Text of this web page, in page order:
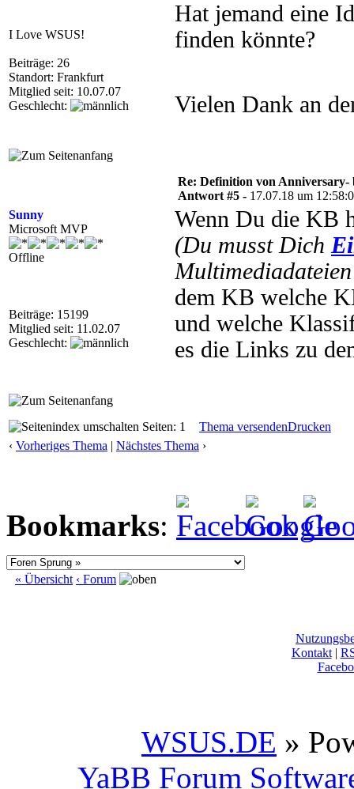
I Love WSUS!
Beiträge: 26
Standort: Frankfurt
Mitglied seit: 10.07.07
Geschlecht:
Hat jemand eine
finden könnte?
Vielen Dank an
Sunny
Microsoft MVP
Offline
Beiträge: 15199
Mitglied seit: 11.02.07
Geschlecht:
Re: Definition von Anniversary-
Antwort #5 - 17.07.18 um
Wenn Du die KB
(Du musst Dich
dem KB welche
und welche
es die Links zu
Seiten: 1 Thema versendenDrucken
‹ Vorheriges Thema | Nächstes Thema ›
Bookmarks:
« Übersicht ‹ Forum
Kontakt|
WSUS.DE »
YaBB Forum